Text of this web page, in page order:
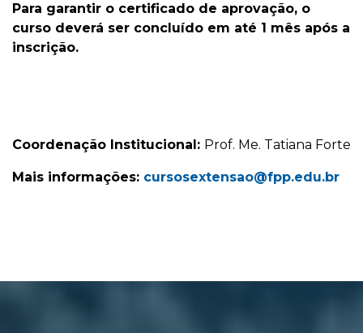
Para garantir o certificado de aprovação, o
curso deverá ser concluído em até 1 mês após a
inscrição.
Coordenação Institucional: Prof. Me. Tatiana Forte
Mais informações: cursosextensao@fpp.edu.br